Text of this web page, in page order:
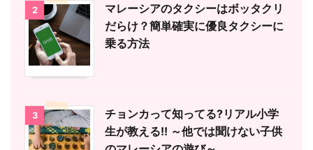
2
マレーシアのタクシーはボッタクリ
だらけ？簡単確実に優良タクシーに
乗る方法
3
チョンカって知ってる?リアル小学
生が教える!! ～他では聞けない子供